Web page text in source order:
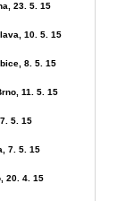
23. 5. 15
10. 5. 15
8. 5. 15
11. 5. 15
5. 15
7. 5. 15
20. 4. 15